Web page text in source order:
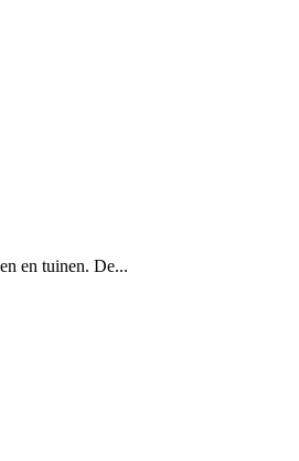
en tuinen. De...